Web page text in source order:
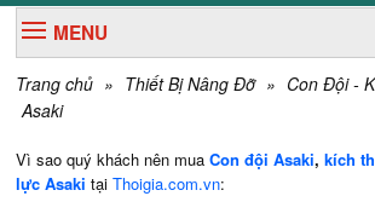
MENU
Trang chủ » Thiết Bị Nâng Đỡ » Con Đội -
Asaki
Vì sao quý khách nên mua Con đội Asaki,kích
lực Asaki tạiThoigia.com.vn: